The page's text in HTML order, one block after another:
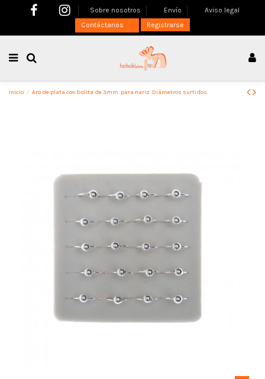
Sobre nosotros Envío
Aviso legal
Contáctanos
Registrarse
Inicio Aro de plata con bolita de 3mm. para nariz .Diámetros surtidos.